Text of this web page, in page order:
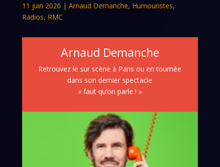
11 juin 2026 | Arnaud Demanche, Humouristes,
Radios, RMC
Arnaud Demanche
Retrouvez le sur scène à Paris ou en tournée
dans son dernier spectacle
« faut qu’on parle ! »